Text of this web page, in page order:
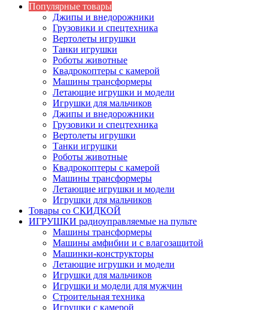
Популярные товары
Джипы и внедорожники
Грузовики и спецтехника
Вертолеты игрушки
Танки игрушки
Роботы животные
Квадрокоптеры с камерой
Машины трансформеры
Летающие игрушки и модели
Игрушки для мальчиков
Джипы и внедорожники
Грузовики и спецтехника
Вертолеты игрушки
Танки игрушки
Роботы животные
Квадрокоптеры с камерой
Машины трансформеры
Летающие игрушки и модели
Игрушки для мальчиков
Товары со СКИДКОЙ
ИГРУШКИ радиоуправляемые на пульте
Машины трансформеры
Машины амфибии и с влагозащитой
Машинки-конструкторы
Летающие игрушки и модели
Игрушки для мальчиков
Игрушки и модели для мужчин
Строительная техника
Игрушки с камерой